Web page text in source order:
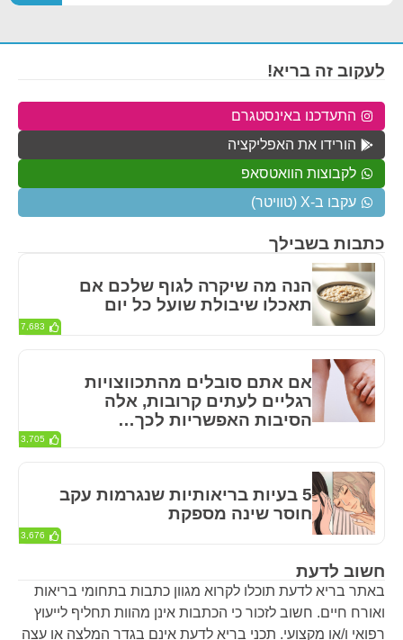
חשוב לדעת
באתר בריא לדעת תוכלו לקרוא מגוון כתבות בתחומי בריאות
ואורח חיים. חשוב לזכור כי הכתבות אינן מהוות תחליף לייעוץ
רפואי ו/או מקצועי. תכני בריא לדעת אינם בגדר המלצה או עצה
כתבות בשבילך
הנה מה שיקרה לגוף שלכם אם
תאכלו שיבולת שועל כל יום
7,683
אם אתם סובלים מהתכווצויות
רגליים לעתים קרובות, אלה
הסיבות האפשריות לכך…
3,705
5 בעיות בריאותיות שנגרמות עקב
חוסר שינה מספקת
3,676
לעקוב זה בריא!
התעדכנו באינסטגרם
הורידו את האפליקציה
לקבוצות הוואטסאפ
עקבו ב-X (טוויטר)